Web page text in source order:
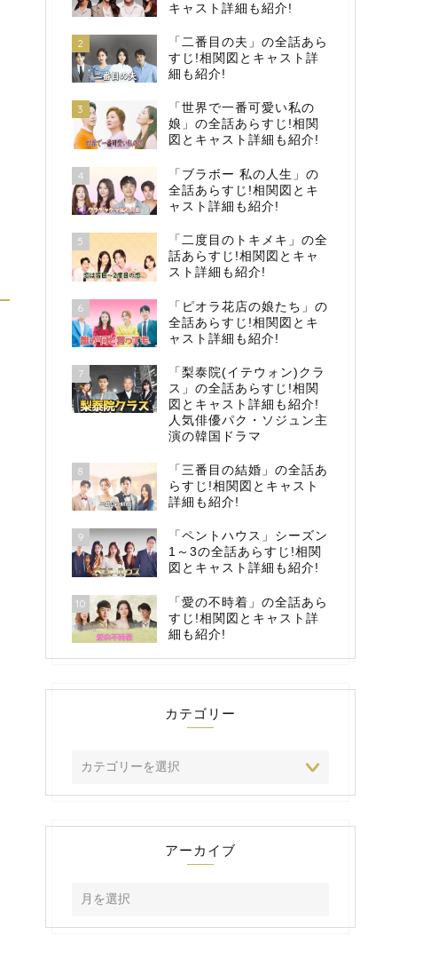
キャスト詳細も紹介!
2
「二番目の夫」の全話あら
すじ!相関図とキャスト詳
細も紹介!
3
「世界で一番可愛い私の
娘」の全話あらすじ!相関
図とキャスト詳細も紹介!
4
「ブラボー 私の人生」の
全話あらすじ!相関図とキ
ャスト詳細も紹介!
5
「二度目のトキメキ」の全
話あらすじ!相関図とキャ
スト詳細も紹介!
6
「ピオラ花店の娘たち」の
全話あらすじ!相関図とキ
ャスト詳細も紹介!
7
「梨泰院(イテウォン)クラ
ス」の全話あらすじ!相関
図とキャスト詳細も紹介!
人気俳優パク・ソジュン主
演の韓国ドラマ
8
「三番目の結婚」の全話あ
らすじ!相関図とキャスト
詳細も紹介!
9
「ペントハウス」シーズン
1～3の全話あらすじ!相関
図とキャスト詳細も紹介!
10
「愛の不時着」の全話あら
すじ!相関図とキャスト詳
細も紹介!
カテゴリー
アーカイブ